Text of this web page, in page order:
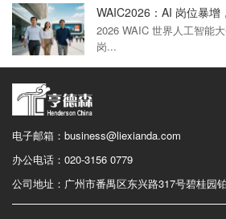
WAIC2026：AI 岗位暴增
2026 WAIC 世界人工智能
岗...
电子邮箱： business@liexianda.com
办公电话： 020-3156 0779
公司地址： 广州市番禺区东兴路317号碧桂园